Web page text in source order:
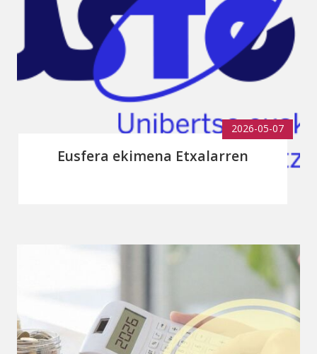
2026-05-07
Eusfera ekimena Etxalarren